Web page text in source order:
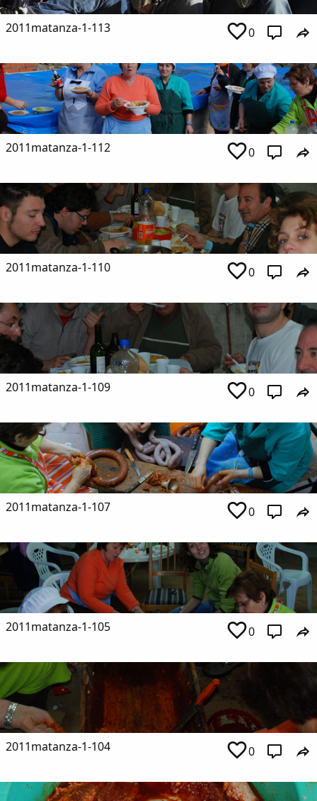
2011matanza-1-113 0
2011matanza-1-112 0
2011matanza-1-110 0
2011matanza-1-109 0
2011matanza-1-107 0
2011matanza-1-105 0
2011matanza-1-104 0